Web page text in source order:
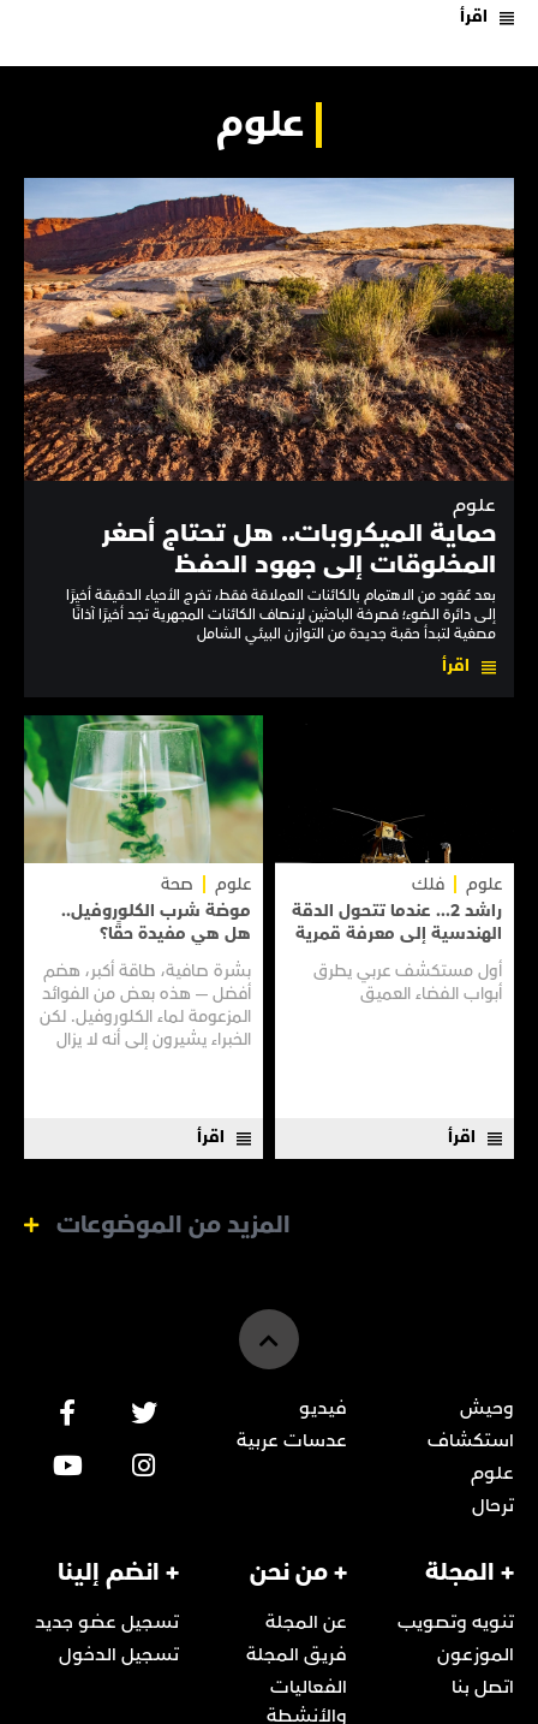
اقرأ
علوم
علوم
حماية الميكروبات.. هل تحتاج أصغر
المخلوقات إلى جهود الحفظ
بعد عُقود من الاهتمام بالكائنات العملاقة فقط، تخرج الأحياء الدقيقة أخيرًا
إلى دائرة الضوء؛ فصرخة الباحثين لإنصاف الكائنات المجهرية تجد أخيرًا آذانًا
مصغية لتبدأ حقبة جديدة من التوازن البيئي الشامل
اقرأ
علوم
فلك
راشد 2... عندما تتحول الدقة
الهندسية إلى معرفة قمرية
أول مستكشف عربي يطرق
أبواب الفضاء العميق
اقرأ
علوم
صحة
موضة شرب الكلوروفيل..
هل هي مفيدة حقًا؟
بشرة صافية، طاقة أكبر، هضم
أفضل — هذه بعض من الفوائد
المزعومة لماء الكلوروفيل. لكن
الخبراء يشيرون إلى أنه لا يزال
اقرأ
المزيد من الموضوعات
وحيش
استكشاف
علوم
ترحال
فيديو
عدسات عربية
+ المجلة
تنويه وتصويب
الموزعون
اتصل بنا
+ من نحن
عن المجلة
فريق المجلة
الفعاليات
والأنشطة
+ انضم إلينا
تسجيل عضو جديد
تسجيل الدخول